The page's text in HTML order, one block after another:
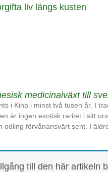
liv längs kusten
medicinalväxt till
i Kina i minst två tusen år. I
är ingen exotisk raritet i sitt
odling förvånansvärt sent. I
till den här artikeln